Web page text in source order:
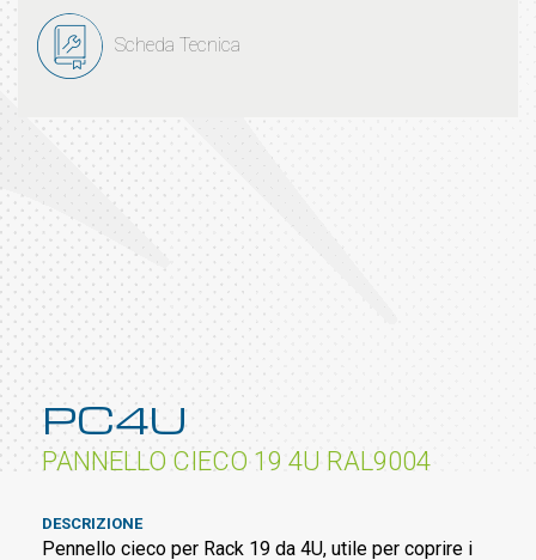
Scheda Tecnica
PC4U
PANNELLO CIECO 19 4U RAL9004
DESCRIZIONE
Pennello cieco per Rack 19 da 4U, utile per coprire i